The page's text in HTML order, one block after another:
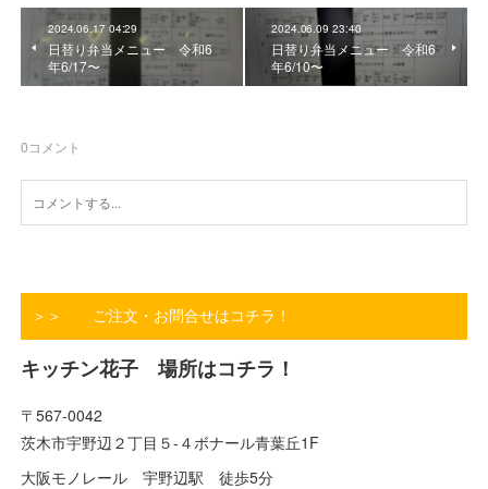
2024.06.17 04:29
日替り弁当メニュー 令和6
年6/17〜
2024.06.09 23:40
日替り弁当メニュー 令和6
年6/10〜
0コメント
＞＞ ご注文・お問合せはコチラ！
キッチン花子 場所はコチラ！
〒567-0042
茨木市宇野辺２丁目５-４ボナール青葉丘1F
大阪モノレール 宇野辺駅 徒歩5分